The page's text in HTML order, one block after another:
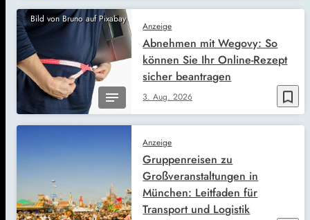
Bild von Bruno auf Pixabay
bookmark_border
Anzeige
3. Aug. 2026
Abnehmen mit Wegovy: So
können Sie Ihr Online-Rezept
sicher beantragen
Anzeige
Gruppenreisen zu
Großveranstaltungen in
München: Leitfaden für
Transport und Logistik